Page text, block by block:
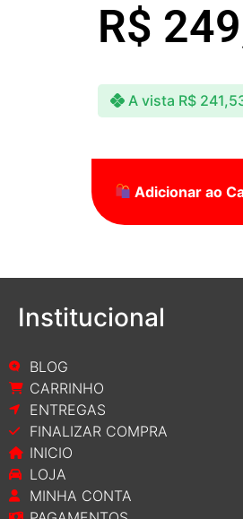
R$
A vista R$
Adicionar ao
Institucional
BLOG
CARRINHO
ENTREGAS
FINALIZAR COMPRA
INICIO
LOJA
MINHA CONTA